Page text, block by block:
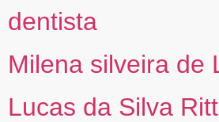
dentista
Milena silveira de
Lucas da Silva